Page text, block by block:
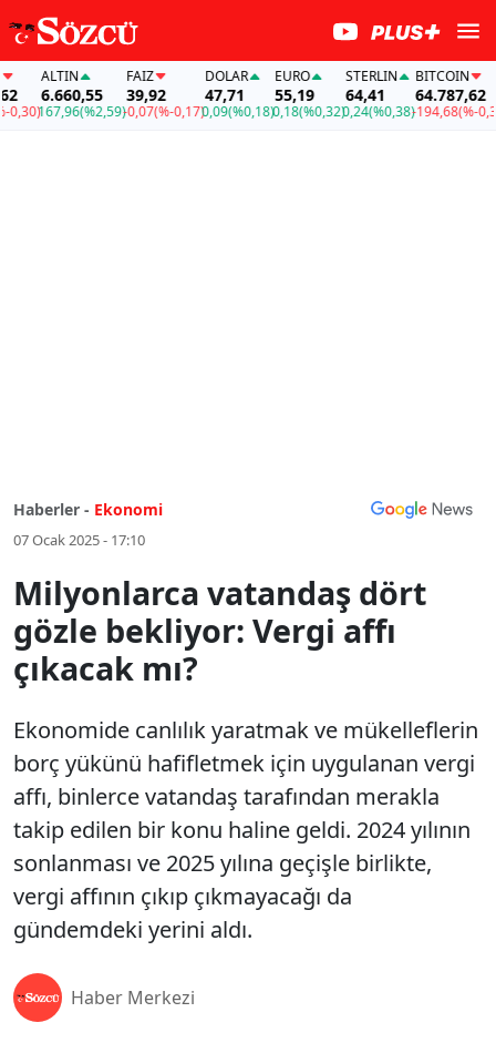
ALTIN
6.660,55
167,96(%2,59)
FAİZ
39,92
-0,07(%-0,17)
DOLAR
47,71
0,09(%0,18)
EURO
55,19
0,18(%0,32)
STERLIN
64,41
0,24(%0,38)
BITCOIN
64.787,62
-194,68(%-0,30)
Haberler - Ekonomi
07 Ocak 2025 - 17:10
Milyonlarca vatandaş dört
gözle bekliyor: Vergi affı
çıkacak mı?
Ekonomide canlılık yaratmak ve mükelleflerin
borç yükünü hafifletmek için uygulanan vergi
affı, binlerce vatandaş tarafından merakla
takip edilen bir konu haline geldi. 2024 yılının
sonlanması ve 2025 yılına geçişle birlikte,
vergi affının çıkıp çıkmayacağı da
gündemdeki yerini aldı.
Haber Merkezi